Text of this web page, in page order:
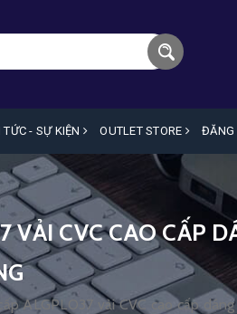
TỨC - SỰ KIỆN OUTLET STORE ĐĂNG
CVC CAO CẤP
ALGPLO37 vải CVC cao cấp